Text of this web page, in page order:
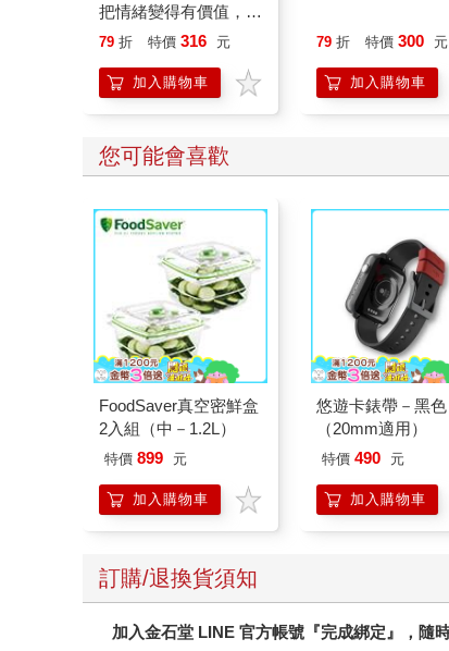
把情緒變得有價值，跟
誰都能自在相處
79 折 特價 316 元
加入購物車
79 折 特價 300 元
加入購物車
您可能會喜歡
FoodSaver真空密鮮盒
2入組（中－1.2L）
特價 899 元
加入購物車
悠遊卡錶帶－黑色
（20mm適用）
特價 490 元
加入購物車
訂購/退換貨須知
加入金石堂 LINE 官方帳號『完成綁定』，隨